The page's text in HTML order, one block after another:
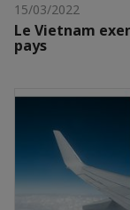
15/03/2022
Le Vietnam
pays